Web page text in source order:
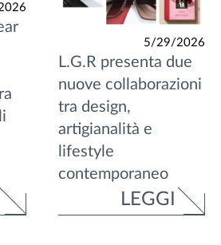
5/29/2026
L.G.R presenta due
nuove collaborazioni
tra design,
artigianalità e
lifestyle
contemporaneo
LEGGI